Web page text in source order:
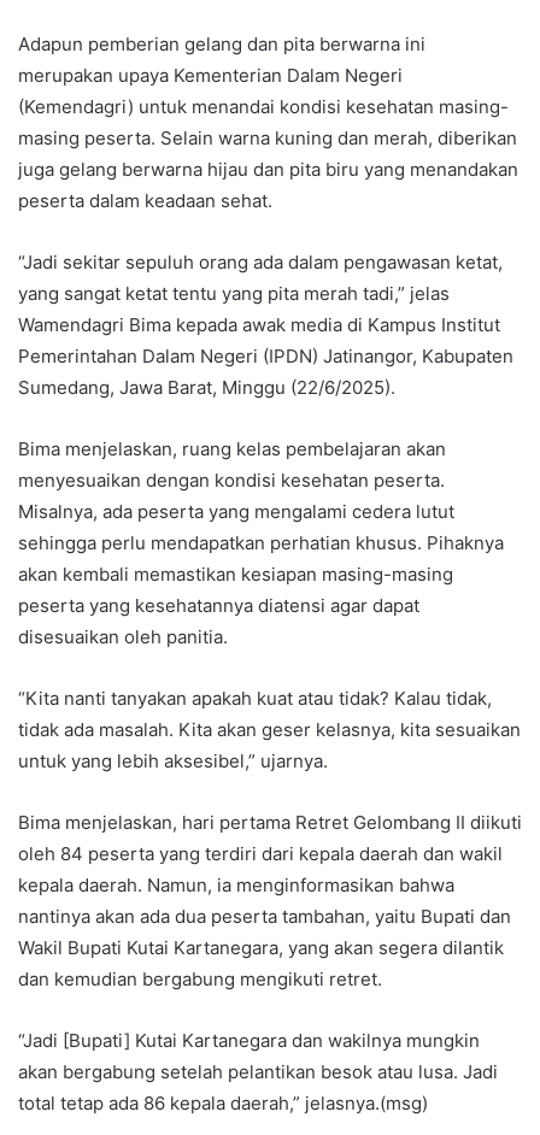
Adapun pemberian gelang dan pita berwarna ini
merupakan upaya Kementerian Dalam Negeri
(Kemendagri) untuk menandai kondisi kesehatan masing-
masing peserta. Selain warna kuning dan merah, diberikan
juga gelang berwarna hijau dan pita biru yang menandakan
peserta dalam keadaan sehat.
“Jadi sekitar sepuluh orang ada dalam pengawasan ketat,
yang sangat ketat tentu yang pita merah tadi,” jelas
Wamendagri Bima kepada awak media di Kampus Institut
Pemerintahan Dalam Negeri (IPDN) Jatinangor, Kabupaten
Sumedang, Jawa Barat, Minggu (22/6/2025).
Bima menjelaskan, ruang kelas pembelajaran akan
menyesuaikan dengan kondisi kesehatan peserta.
Misalnya, ada peserta yang mengalami cedera lutut
sehingga perlu mendapatkan perhatian khusus. Pihaknya
akan kembali memastikan kesiapan masing-masing
peserta yang kesehatannya diatensi agar dapat
disesuaikan oleh panitia.
“Kita nanti tanyakan apakah kuat atau tidak? Kalau tidak,
tidak ada masalah. Kita akan geser kelasnya, kita sesuaikan
untuk yang lebih aksesibel,” ujarnya.
Bima menjelaskan, hari pertama Retret Gelombang II diikuti
oleh 84 peserta yang terdiri dari kepala daerah dan wakil
kepala daerah. Namun, ia menginformasikan bahwa
nantinya akan ada dua peserta tambahan, yaitu Bupati dan
Wakil Bupati Kutai Kartanegara, yang akan segera dilantik
dan kemudian bergabung mengikuti retret.
“Jadi [Bupati] Kutai Kartanegara dan wakilnya mungkin
akan bergabung setelah pelantikan besok atau lusa. Jadi
total tetap ada 86 kepala daerah,” jelasnya.(msg)